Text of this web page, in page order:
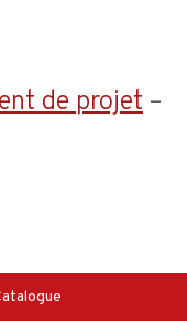
de projet –